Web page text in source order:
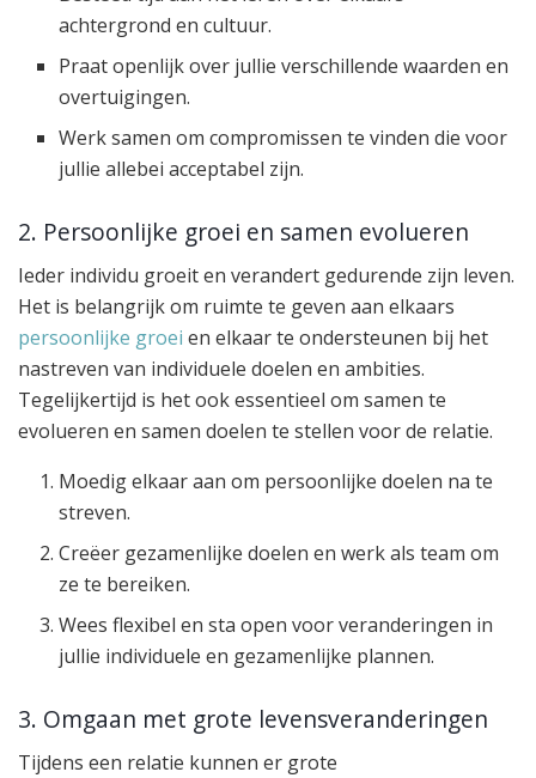
achtergrond en cultuur.
Praat openlijk over jullie verschillende waarden en
overtuigingen.
Werk samen om compromissen te vinden die voor
jullie allebei acceptabel zijn.
2. Persoonlijke groei en samen evolueren
Ieder individu groeit en verandert gedurende zijn leven.
Het is belangrijk om ruimte te geven aan elkaars
persoonlijke groei en elkaar te ondersteunen bij het
nastreven van individuele doelen en ambities.
Tegelijkertijd is het ook essentieel om samen te
evolueren en samen doelen te stellen voor de relatie.
Moedig elkaar aan om persoonlijke doelen na te
streven.
Creëer gezamenlijke doelen en werk als team om
ze te bereiken.
Wees flexibel en sta open voor veranderingen in
jullie individuele en gezamenlijke plannen.
3. Omgaan met grote levensveranderingen
Tijdens een relatie kunnen er grote